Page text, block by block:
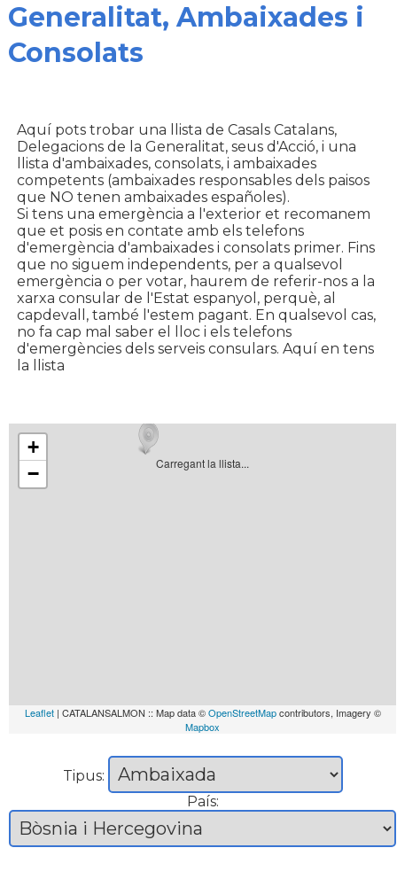
Generalitat, Ambaixades i
Consolats
Aquí pots trobar una llista de Casals Catalans,
Delegacions de la Generalitat, seus d'Acció, i una
llista d'ambaixades, consolats, i ambaixades
competents (ambaixades responsables dels paisos
que NO tenen ambaixades españoles).
Si tens una emergència a l'exterior et recomanem
que et posis en contate amb els telefons
d'emergència d'ambaixades i consolats primer. Fins
que no siguem independents, per a qualsevol
emergència o per votar, haurem de referir-nos a la
xarxa consular de l'Estat espanyol, perquè, al
capdevall, també l'estem pagant. En qualsevol cas,
no fa cap mal saber el lloc i els telefons
d'emergències dels serveis consulars. Aquí en tens
la llista
Carregant la llista...
+
−
Leaflet| CATALANSALMON :: Map data ©OpenStreetMapcontributors, Imagery ©
Mapbox
Tipus:
País: